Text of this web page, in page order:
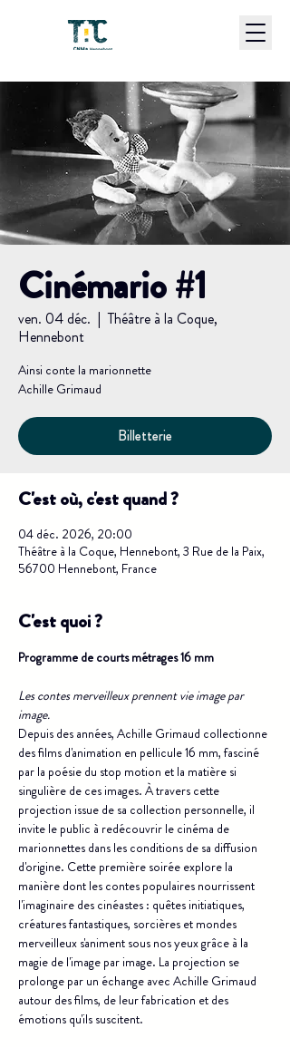
Cinémario #1
ven. 04 déc.
  |
Théâtre à la Coque,
Hennebont
Ainsi conte la marionnette
Achille Grimaud
Billetterie
C'est où, c'est quand ?
04 déc. 2026, 20:00
Théâtre à la Coque, Hennebont, 3 Rue de la Paix,
56700 Hennebont, France
C'est quoi ?
Programme de courts métrages 16 mm
Les contes merveilleux prennent vie image par
image.
Depuis des années, Achille Grimaud collectionne
des films d'animation en pellicule 16 mm, fasciné
par la poésie du stop motion et la matière si
singulière de ces images. À travers cette
projection issue de sa collection personnelle, il
invite le public à redécouvrir le cinéma de
marionnettes dans les conditions de sa diffusion
d'origine. Cette première soirée explore la
manière dont les contes populaires nourrissent
l'imaginaire des cinéastes : quêtes initiatiques,
créatures fantastiques, sorcières et mondes
merveilleux s'animent sous nos yeux grâce à la
magie de l'image par image. La projection se
prolonge par un échange avec Achille Grimaud
autour des films, de leur fabrication et des
émotions qu'ils suscitent.